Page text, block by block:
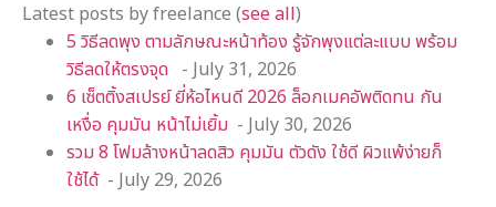
Latest posts by freelance (see all)
5 วิธีลดพุง ตามลักษณะหน้าท้อง รู้จักพุงแต่ละแบบ พร้อม
วิธีลดให้ตรงจุด - July 31, 2026
6 เซ็ตติ้งสเปรย์ ยี่ห้อไหนดี 2026 ล็อกเมคอัพติดทน กัน
เหงื่อ คุมมัน หน้าไม่เยิ้ม - July 30, 2026
รวม 8 โฟมล้างหน้าลดสิว คุมมัน ตัวดัง ใช้ดี ผิวแพ้ง่ายก็
ใช้ได้ - July 29, 2026